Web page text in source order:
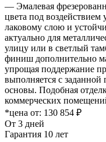
— Эмалевая
цвета под воздействием
лаковому слою и
актуально для
улицу или в светлый
финиш дополнительно
упрощая поддержание
выполняется с
основы. Подобная
коммерческих
*цена от: 130 854 ₽
От 3 дней
Гарантия 10 лет